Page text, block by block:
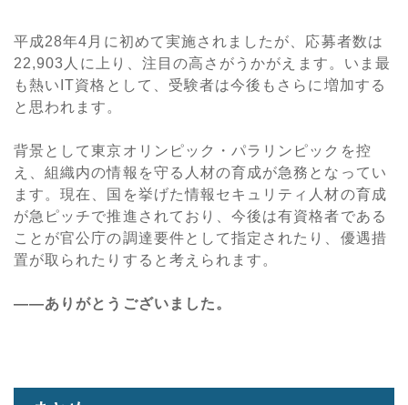
平成28年4月に初めて実施されましたが、応募者数は
22,903人に上り、注目の高さがうかがえます。いま最
も熱いIT資格として、受験者は今後もさらに増加する
と思われます。
背景として東京オリンピック・パラリンピックを控
え、組織内の情報を守る人材の育成が急務となってい
ます。現在、国を挙げた情報セキュリティ人材の育成
が急ピッチで推進されており、今後は有資格者である
ことが官公庁の調達要件として指定されたり、優遇措
置が取られたりすると考えられます。
――ありがとうございました。